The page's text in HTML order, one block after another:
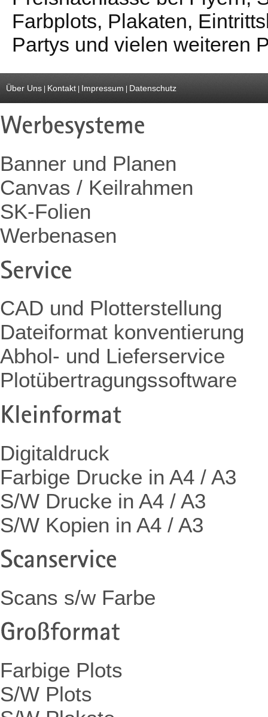
Farbplots, Plakaten,
Partys und vielen weiteren
Über Uns Kontakt Impressum Datenschutz
Banner und Planen
Canvas / Keilrahmen
SK-Folien
Werbenasen
CAD und Plotterstellung
Dateiformat konventierung
Abhol- und Lieferservice
Plotübertragungssoftware
Digitaldruck
Farbige Drucke in A4 / A3
S/W Drucke in A4 / A3
S/W Kopien in A4 / A3
Scans s/w Farbe
Farbige Plots
S/W Plots